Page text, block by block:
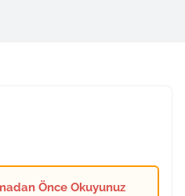
Önce Okuyunuz